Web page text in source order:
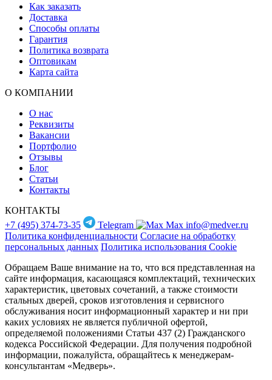
Как заказать
Доставка
Способы оплаты
Гарантия
Политика возврата
Оптовикам
Карта сайта
О КОМПАНИИ
О нас
Реквизиты
Вакансии
Портфолио
Отзывы
Блог
Статьи
Контакты
КОНТАКТЫ
+7 (495) 374-73-35
Telegram Max info@medver.ru
Политика конфиденциальности Согласие на обработку
персональных данных Политика использования Cookie
Обращаем Ваше внимание на то, что вся представленная на
сайте информация, касающаяся комплектаций, технических
характеристик, цветовых сочетаний, а также стоимости
стальных дверей, сроков изготовления и сервисного
обслуживания носит информационный характер и ни при
каких условиях не является публичной офертой,
определяемой положениями Статьи 437 (2) Гражданского
кодекса Российской Федерации. Для получения подробной
информации, пожалуйста, обращайтесь к менеджерам-
консультантам «Медверь».